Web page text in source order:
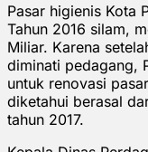
Pasar higienis Kota
Tahun 2016 silam,
Miliar. Karena
diminati pedagang,
untuk renovasi
diketahui berasal
tahun 2017.